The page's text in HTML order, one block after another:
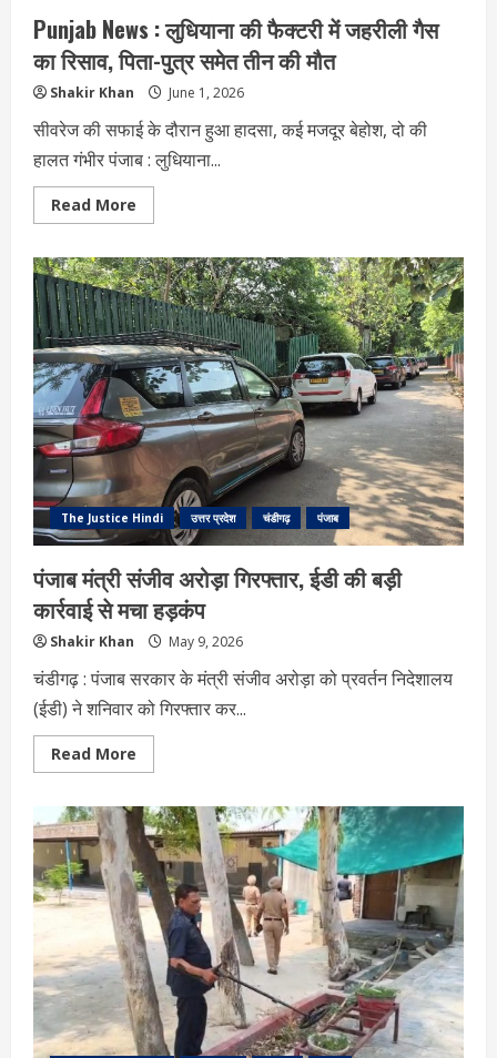
Punjab News : लुधियाना की फैक्टरी में जहरीली गैस
का रिसाव, पिता-पुत्र समेत तीन की मौत
Shakir Khan June 1, 2026
सीवरेज की सफाई के दौरान हुआ हादसा, कई मजदूर बेहोश, दो की
हालत गंभीर पंजाब : लुधियाना...
Read More
more
News
:
लुधियाना
की
फैक्टरी
में
जहरीली
गैस
का
रिसाव,
पिता-
पुत्र
समेत
तीन
की
मौत
The Justice Hindi उत्तर प्रदेश चंडीगढ़ पंजाब
पंजाब मंत्री संजीव अरोड़ा गिरफ्तार, ईडी की बड़ी
कार्रवाई से मचा हड़कंप
Shakir Khan May 9, 2026
चंडीगढ़ : पंजाब सरकार के मंत्री संजीव अरोड़ा को प्रवर्तन निदेशालय
(ईडी) ने शनिवार को गिरफ्तार कर...
Read More
more
मंत्री
संजीव
अरोड़ा
गिरफ्तार,
ईडी
की
बड़ी
कार्रवाई
से
मचा
हड़कंप